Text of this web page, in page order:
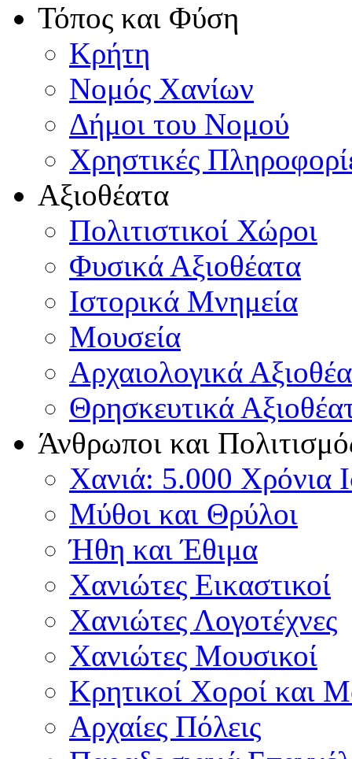
Τόπος και Φύση
Κρήτη
Νομός Χανίων
Δήμοι του Νομού
Χρηστικές
Αξιοθέατα
Πολιτιστικοί Χώροι
Φυσικά Αξιοθέατα
Ιστορικά Μνημεία
Μουσεία
Αρχαιολογικά
Θρησκευτικά
Άνθρωποι και
Χανιά: 5.000 Χρόνια
Μύθοι και Θρύλοι
Ήθη και Έθιμα
Χανιώτες Εικαστικοί
Χανιώτες Λογοτέχνες
Χανιώτες Μουσικοί
Κρητικοί Χοροί και
Αρχαίες Πόλεις